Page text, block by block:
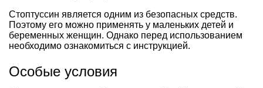
Стоптуссин является одним из безопасных средств.
Поэтому его можно применять у маленьких детей и
беременных женщин. Однако перед использованием
необходимо ознакомиться с инструкцией.
Особые условия